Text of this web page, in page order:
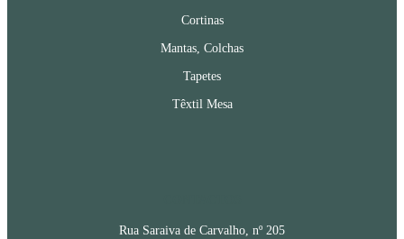
Cortinas
Mantas, Colchas
Tapetes
Têxtil Mesa
Rua Saraiva de Carvalho, nº 205